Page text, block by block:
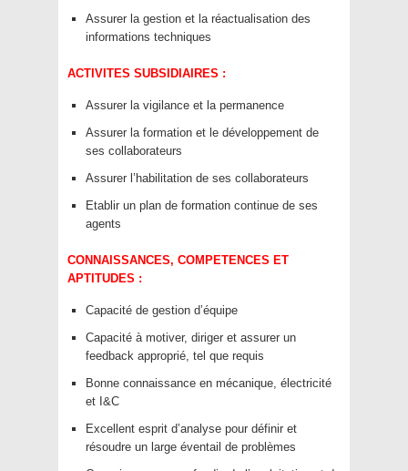
Assurer la gestion et la réactualisation des
informations techniques
ACTIVITES SUBSIDIAIRES :
Assurer la vigilance et la permanence
Assurer la formation et le développement de
ses collaborateurs
Assurer l’habilitation de ses collaborateurs
Etablir un plan de formation continue de ses
agents
CONNAISSANCES, COMPETENCES ET
APTITUDES :
Capacité de gestion d’équipe
Capacité à motiver, diriger et assurer un
feedback approprié, tel que requis
Bonne connaissance en mécanique, électricité
et I&C
Excellent esprit d’analyse pour définir et
résoudre un large éventail de problèmes